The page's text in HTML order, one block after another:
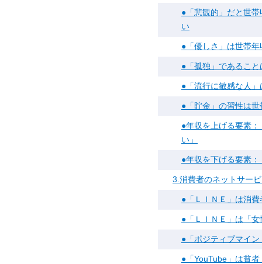
●「悲観的」だと世
い
●「優しさ」は世帯
●「孤独」であるこ
●「流行に敏感な人
●「貯金」の習性は
●年収を上げる要素
い」
●年収を下げる要素
3.消費者のネットサー
●「ＬＩＮＥ」は消
●「ＬＩＮＥ」は「
●「ポジティブマイ
●「YouTube」は貧